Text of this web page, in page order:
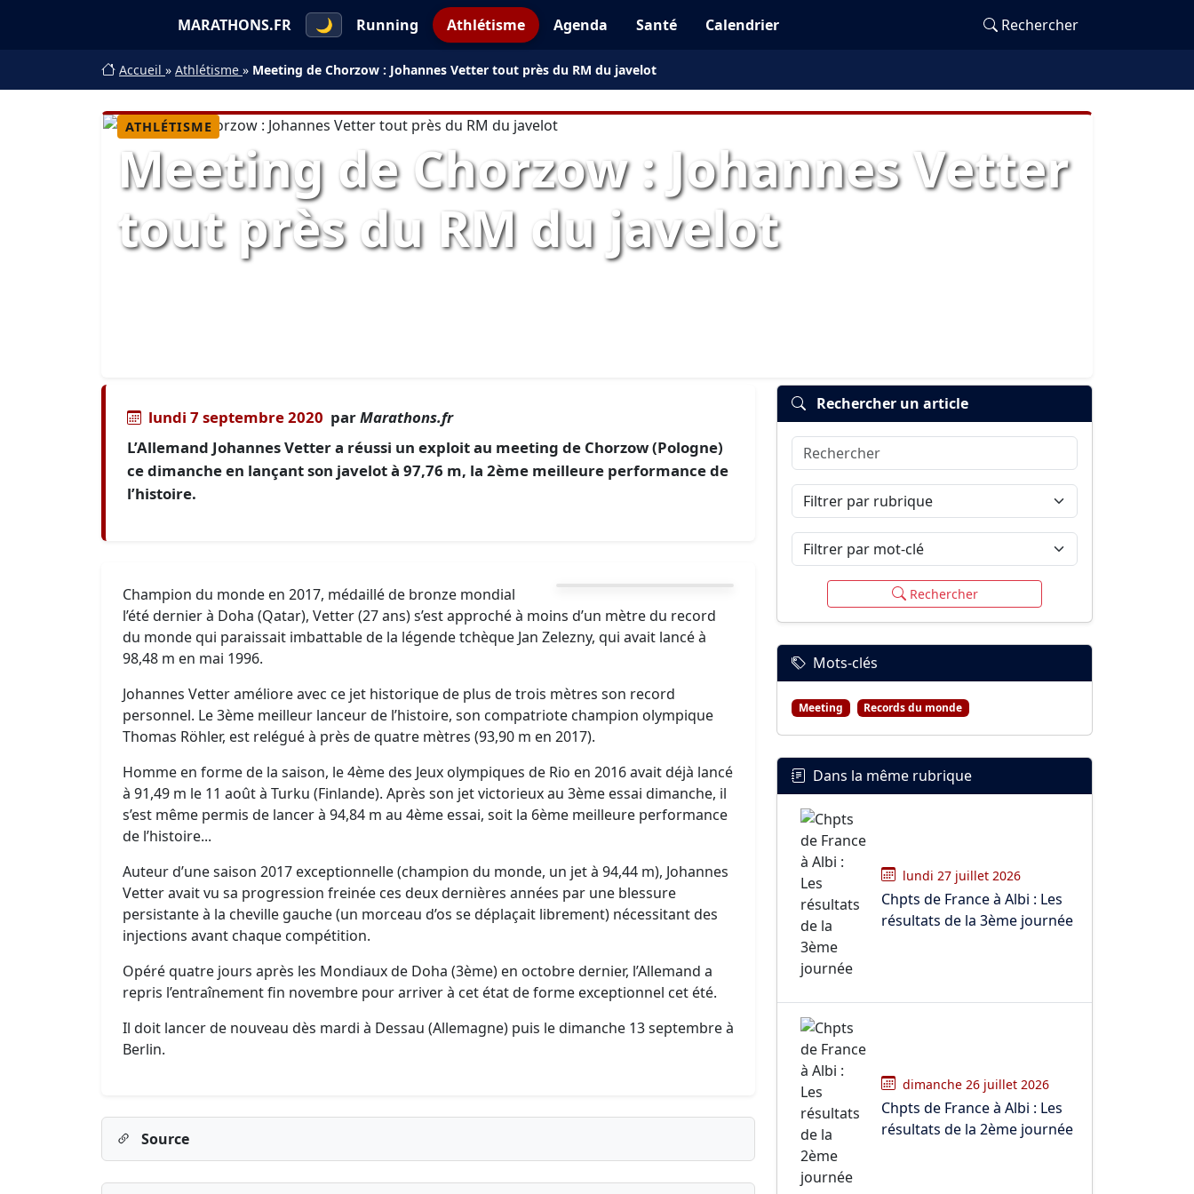
MARATHONS.FR 🌙 Running Athlétisme Agenda Santé Calendrier Rechercher
Accueil » Athlétisme » Meeting de Chorzow : Johannes Vetter tout près du RM du javelot
ATHLÉTISME
Meeting de Chorzow : Johannes Vetter
tout près du RM du javelot
lundi 7 septembre 2020 parMarathons.fr
L’Allemand Johannes Vetter a réussi un exploit au meeting de Chorzow (Pologne)
ce dimanche en lançant son javelot à 97,76 m, la 2ème meilleure performance de
l’histoire.
Champion du monde en 2017, médaillé de bronze mondial
l’été dernier à Doha (Qatar), Vetter (27 ans) s’est approché à moins d’un mètre du record
du monde qui paraissait imbattable de la légende tchèque Jan Zelezny, qui avait lancé à
98,48 m en mai 1996.
Johannes Vetter améliore avec ce jet historique de plus de trois mètres son record
personnel. Le 3ème meilleur lanceur de l’histoire, son compatriote champion olympique
Thomas Röhler, est relégué à près de quatre mètres (93,90 m en 2017).
Homme en forme de la saison, le 4ème des Jeux olympiques de Rio en 2016 avait déjà lancé
à 91,49 m le 11 août à Turku (Finlande). Après son jet victorieux au 3ème essai dimanche, il
s’est même permis de lancer à 94,84 m au 4ème essai, soit la 6ème meilleure performance
de l’histoire...
Auteur d’une saison 2017 exceptionnelle (champion du monde, un jet à 94,44 m), Johannes
Vetter avait vu sa progression freinée ces deux dernières années par une blessure
persistante à la cheville gauche (un morceau d’os se déplaçait librement) nécessitant des
injections avant chaque compétition.
Opéré quatre jours après les Mondiaux de Doha (3ème) en octobre dernier, l’Allemand a
repris l’entraînement fin novembre pour arriver à cet état de forme exceptionnel cet été.
Il doit lancer de nouveau dès mardi à Dessau (Allemagne) puis le dimanche 13 septembre à
Berlin.
Source
Rechercher un article
Rechercher
Filtrer par rubrique
Filtrer par mot-clé
Rechercher
Mots-clés
Meeting Records du monde
Dans la même rubrique
lundi 27 juillet 2026
Chpts de France à Albi : Les
résultats de la 3ème journée
dimanche 26 juillet 2026
Chpts de France à Albi : Les
résultats de la 2ème journée